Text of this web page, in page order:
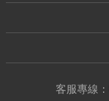
客服專線：